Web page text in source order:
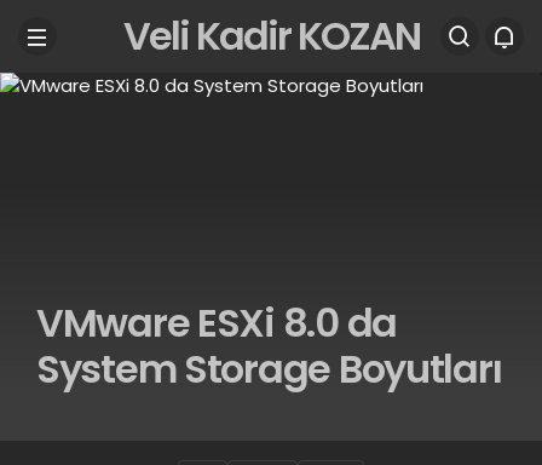
Veli Kadir KOZAN
VMware ESXi 8.0 da
System Storage Boyutları